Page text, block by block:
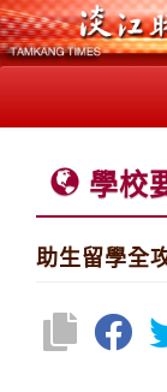
學校
助生留學全